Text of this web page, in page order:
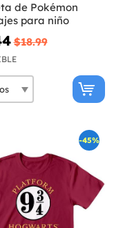
de Pokémon
para niño
$18.99
-45%